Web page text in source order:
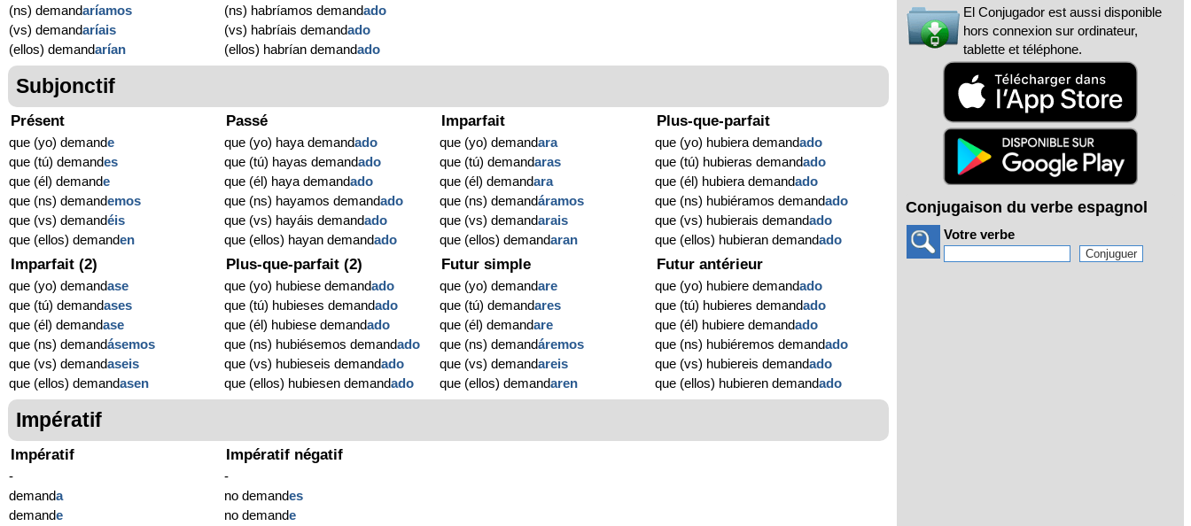
(ns) demandaríamos
(vs) demandaríais
(ellos) demandarían
(ns) habríamos demandado
(vs) habríais demandado
(ellos) habrían demandado
Subjonctif
Présent
que (yo) demande
que (tú) demandes
que (él) demande
que (ns) demandemos
que (vs) demandéis
que (ellos) demanden
Passé
que (yo) haya demandado
que (tú) hayas demandado
que (él) haya demandado
que (ns) hayamos demandado
que (vs) hayáis demandado
que (ellos) hayan demandado
Imparfait
que (yo) demandara
que (tú) demandaras
que (él) demandara
que (ns) demandáramos
que (vs) demandarais
que (ellos) demandaran
Plus-que-parfait
que (yo) hubiera demandado
que (tú) hubieras demandado
que (él) hubiera demandado
que (ns) hubiéramos demandado
que (vs) hubierais demandado
que (ellos) hubieran demandado
Imparfait (2)
que (yo) demandase
que (tú) demandases
que (él) demandase
que (ns) demandásemos
que (vs) demandaseis
que (ellos) demandasen
Plus-que-parfait (2)
que (yo) hubiese demandado
que (tú) hubieses demandado
que (él) hubiese demandado
que (ns) hubiésemos demandado
que (vs) hubieseis demandado
que (ellos) hubiesen demandado
Futur simple
que (yo) demandare
que (tú) demandares
que (él) demandare
que (ns) demandáremos
que (vs) demandareis
que (ellos) demandaren
Futur antérieur
que (yo) hubiere demandado
que (tú) hubieres demandado
que (él) hubiere demandado
que (ns) hubiéremos demandado
que (vs) hubiereis demandado
que (ellos) hubieren demandado
Impératif
Impératif
-
demanda
demande
Impératif négatif
-
no demandes
no demande
El Conjugador est aussi disponible
hors connexion sur ordinateur,
tablette et téléphone.
Conjugaison du verbe espagnol
Votre verbe